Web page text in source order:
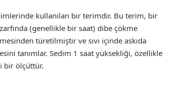
kullanılan bir terimdir. Bu terim, bir
(genellikle bir saat) dibe çökme
türetilmiştir ve sıvı içinde askıda
tanımlar. Sedim 1 saat yüksekliği, özellikle
bir ölçüttür.